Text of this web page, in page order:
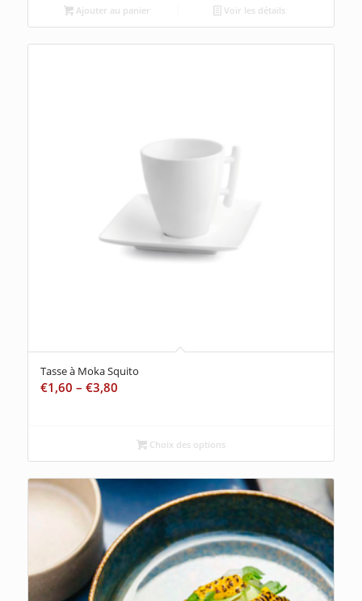
Ajouter au panier Voir les détails
Tasse à Moka Squito
€1,60 – €3,80
Choix des options